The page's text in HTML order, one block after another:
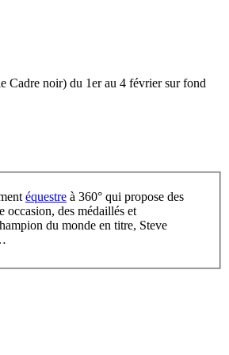
Cadre noir) du 1er au 4 février sur fond
équestre à 360° qui propose des
occasion, des médaillés et
du monde en titre, Steve